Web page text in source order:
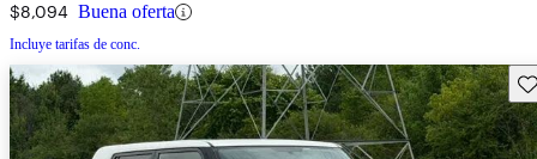
$8,094 Buena oferta
Incluye tarifas de conc.